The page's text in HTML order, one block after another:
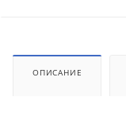
ОПИСАНИЕ